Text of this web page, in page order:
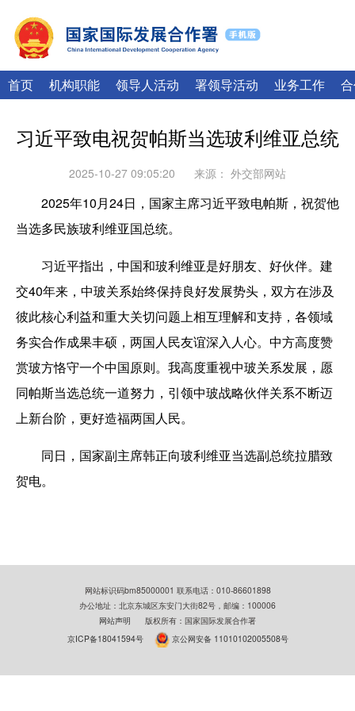
首页 机构职能 领导人活动 署领导活动 业务工作
习近平致电祝贺帕斯当选玻利维亚总统
2025-10-27 09:05:20 来源： 外交部网站
2025年10月24日，国家主席习近平致电帕斯，祝贺他
当选多民族玻利维亚国总统。
习近平指出，中国和玻利维亚是好朋友、好伙伴。建
交40年来，中玻关系始终保持良好发展势头，双方在涉及
彼此核心利益和重大关切问题上相互理解和支持，各领域
务实合作成果丰硕，两国人民友谊深入人心。中方高度赞
赏玻方恪守一个中国原则。我高度重视中玻关系发展，愿
同帕斯当选总统一道努力，引领中玻战略伙伴关系不断迈
上新台阶，更好造福两国人民。
同日，国家副主席韩正向玻利维亚当选副总统拉腊致
贺电。
网站标识码bm85000001 联系电话：010-86601898
办公地址：北京东城区东安门大街82号，邮编：100006
网站声明
版权所有：国家国际发展合作署
京ICP备18041594号
京公网安备 11010102005508号